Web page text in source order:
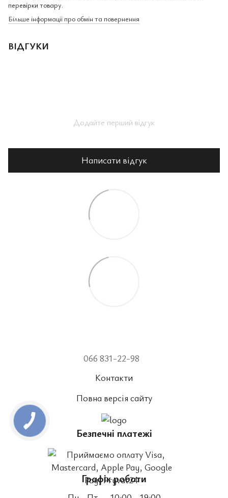
перевірки товару.
Більше інформації про обмін та повернення
ВІДГУКИ
Додайте перший відгук
Написати відгук
066 831-22-98
Контакти
Повна версія сайту
Безпечні платежі
Графік роботи